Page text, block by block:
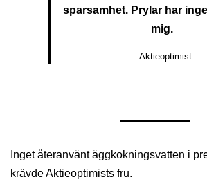
sparsamhet. Prylar har
mig.
– Aktieoptimist
Inget återanvänt äggkokningsvatten i
krävde Aktieoptimists fru.